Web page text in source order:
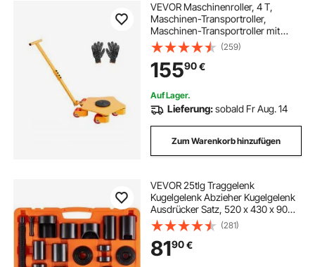
VEVOR Maschinenroller, 4 T,
Maschinen-Transportroller,
Maschinen-Transportroller mit
360°-Drehkappe und PU-
Lenkrollen, Schwerlast-
Industriemaschinen-Möbelwagen
mit Griff für Lager, Werkstatt
(259)
15590€
Auf Lager.
Lieferung:sobald Fr Aug. 14
Zum Warenkorb hinzufügen
VEVOR 25tlg Traggelenk
Kugelgelenk Abzieher Kugelgelenk
Ausdrücker Satz, 520 x 430 x 90
mm Universal Kugelgelenk
Auspresswerkzeug Set
Kohlenstoffstahl Kfz Werkzeug Satz
mit Kasten Kugelgelenkabzieher
(281)
8190€